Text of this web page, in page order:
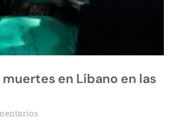
en Líbano en las